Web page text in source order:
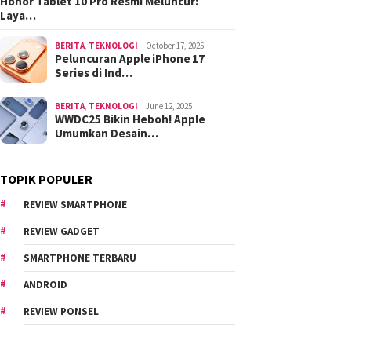
Laya…
BERITA TEKNOLOGI October 17, 2025
Peluncuran Apple iPhone 17
Series di Ind…
BERITA TEKNOLOGI June 12, 2025
WWDC25 Bikin Heboh! Apple
Umumkan Desain…
TOPIK POPULER
REVIEW SMARTPHONE
REVIEW GADGET
SMARTPHONE TERBARU
ANDROID
REVIEW PONSEL